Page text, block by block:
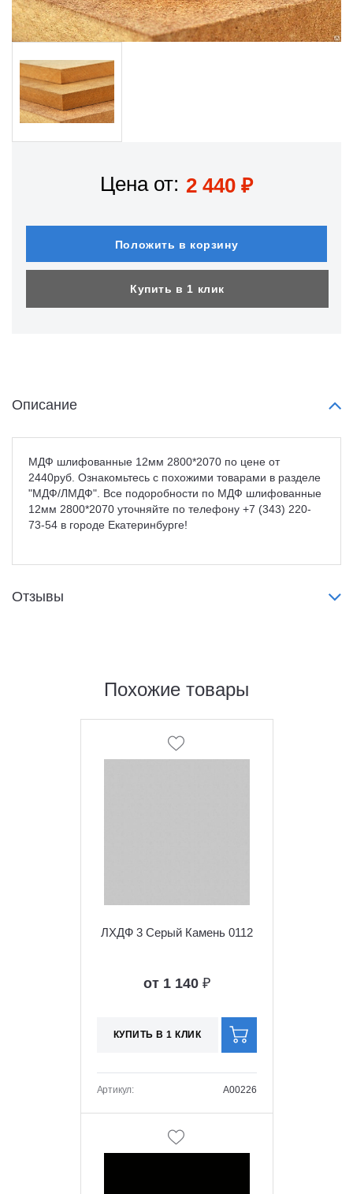
Цена от: 2 440 ₽
Положить в корзину
Купить в 1 клик
Описание
МДФ шлифованные 12мм 2800*2070 по цене от
2440руб. Ознакомьтесь с похожими товарами в разделе
"МДФ/ЛМДФ". Все подоробности по МДФ шлифованные
12мм 2800*2070 уточняйте по телефону +7 (343) 220-
73-54 в городе Екатеринбурге!
Отзывы
Похожие товары
ЛХДФ 3 Серый Камень 0112
от 1 140 ₽
КУПИТЬ В 1 КЛИК
Артикул: A00226